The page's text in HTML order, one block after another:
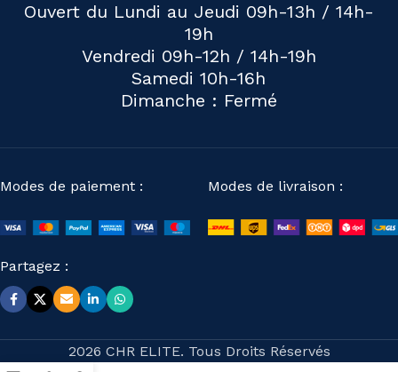
Ouvert du Lundi au Jeudi 09h-13h / 14h-
19h
Vendredi 09h-12h / 14h-19h
Samedi 10h-16h
Dimanche : Fermé
Modes de paiement : Modes de livraison :
Partagez :
2026 CHR ELITE. Tous Droits Réservés